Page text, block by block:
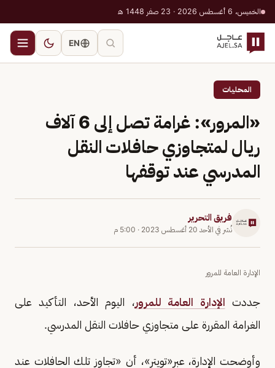
الخميس، 6 أغسطس 2026 · 23 صفر 1448 هـ
EN
المحليات
«المرور»: غرامة تصل إلى 6 آلاف
ريال لمتجاوزي حافلات النقل
المدرسي عند توقفها
فريق التحرير
نُشر في الأحد 20 أغسطس 2023 · 5:00 م
الإدارة العامة للمرور
جددت الإدارة العامة للمرور، اليوم الأحد، التأكيد على
الغرامة المقررة على متجاوزي حافلات النقل المدرسي.
وأوضحت الإدارة، عبر«تويتر»، أن «تجاوز تلك الحافلات عند